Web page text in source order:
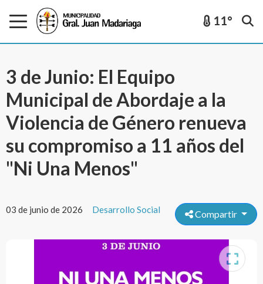
11°
3 de Junio: El Equipo
Municipal de Abordaje a la
Violencia de Género renueva
su compromiso a 11 años del
"Ni Una Menos"
03 de junio de 2026 Desarrollo Social Compartir